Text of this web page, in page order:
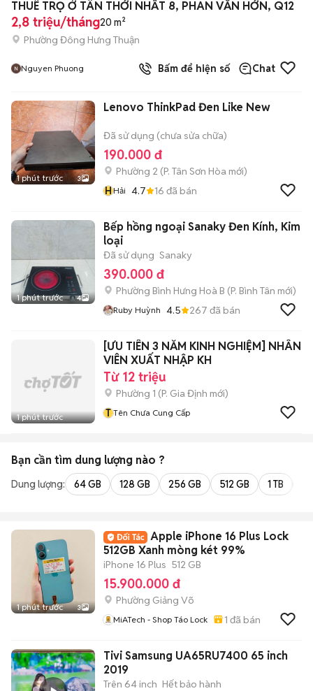
THUÊ TRỌ Ở TÂN THỚI NHẤT 8, PHAN VĂN HỚN, Q12
2,8 triệu/tháng20 m²
Phường Đông Hưng Thuận
Nguyen Phuong Bấm để hiện số Chat
1 phút trước 3
Lenovo ThinkPad Đen Like New
Đã sử dụng (chưa sửa chữa)
190.000 đ
Phường 2 (P. Tân Sơn Hòa mới)
HHải 4.7 16 đã bán
1 phút trước 4
Bếp hồng ngoại Sanaky Đen Kính, Kim
loại
Đã sử dụng Sanaky
390.000 đ
Phường Bình Hưng Hoà B (P. Bình Tân mới)
Ruby Huỳnh 4.5 267 đã bán
1 phút trước
[ƯU TIÊN 3 NĂM KINH NGHIỆM] NHÂN
VIÊN XUẤT NHẬP KH
Từ 12 triệu
Phường 1 (P. Gia Định mới)
T Tên Chưa Cung Cấp
Bạn cần tìm dung lượng nào ?
Dung lượng: 64 GB 128 GB 256 GB 512 GB 1 TB
1 phút trước 3
Apple iPhone 16 Plus Lock
512GB Xanh mòng két 99%
iPhone 16 Plus 512 GB
15.900.000 đ
Phường Giảng Võ
MiATech - Shop Táo Lock 1 đã bán
Tivi Samsung UA65RU7400 65 inch
2019
Trên 64 inch Hết bảo hành